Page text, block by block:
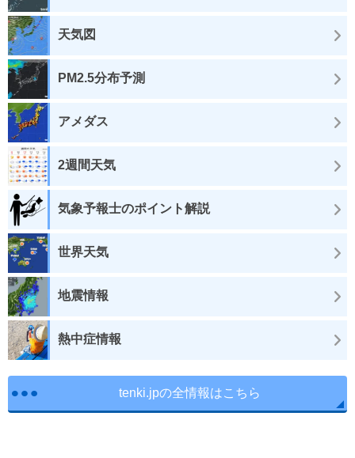
天気図
PM2.5分布予測
アメダス
2週間天気
気象予報士のポイント解説
世界天気
地震情報
熱中症情報
tenki.jpの全情報はこちら